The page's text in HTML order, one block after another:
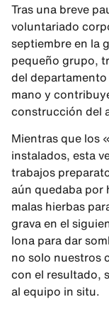
Tras una breve
voluntariado
septiembre en la
pequeño grupo,
del
mano y
construcción del
Mientras que los
instalados, esta
trabajos
aún quedaba por
malas hierbas
grava en el
lona para dar
no solo nuestros
con el resultado,
al equipo in situ.